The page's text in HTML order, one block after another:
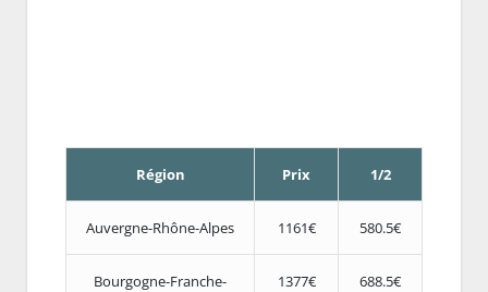
Région Prix 1/2
Auvergne-Rhône-Alpes 1161€ 580.5€
Bourgogne-Franche-
1377€ 688.5€